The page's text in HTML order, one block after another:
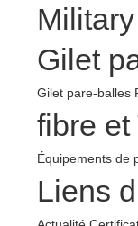
Gilet
Gilet pare-balles
fibre et
Équipements de
Liens